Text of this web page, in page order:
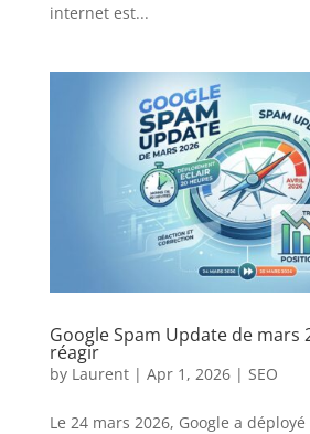
internet est...
Google Spam Update de mars
réagir
by Laurent| Apr 1, 2026| SEO
Le 24 mars 2026, Google a